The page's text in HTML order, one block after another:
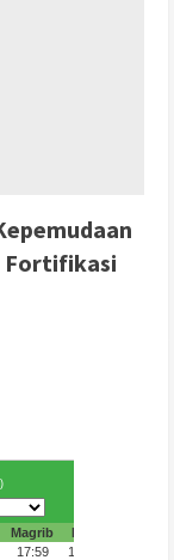
Fortifikasi